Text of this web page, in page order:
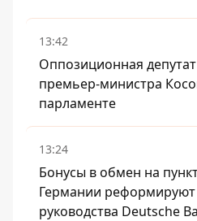
13:42
Оппозиционная
премьер-министра
парламенте
13:24
Бонусы в обмен на
Германии
руководства Deutsche